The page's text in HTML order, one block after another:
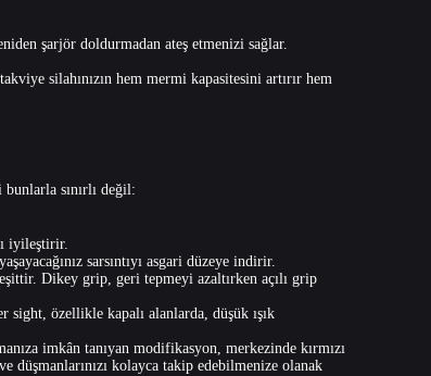
şarjör doldurmadan ateş etmenizi sağlar.
silahınızın hem mermi kapasitesini artırır hem
sınırlı değil:
iyileştirir.
sarsıntıyı asgari düzeye indirir.
Dikey grip, geri tepmeyi azaltırken açılı grip
sight, özellikle kapalı alanlarda, düşük ışık
imkân tanıyan modifikasyon, merkezinde kırmızı
düşmanlarınızı kolayca takip edebilmenize olanak